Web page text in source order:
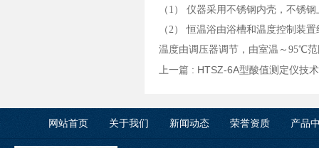
（1） 仪器采用不锈钢内壳， 不锈钢
（2）恒温浴由浴槽和温度控制装置
温度由调压器调节， 由室温～95℃
上一篇 : HTSZ-6A型酸值测定仪技
网站首页 关于我们 新闻动态 荣誉资质 产品